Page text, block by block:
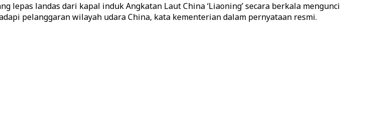
lepas landas dari kapal induk Angkatan Laut China ‘Liaoning’ secara berkala mengunci
pelanggaran wilayah udara China, kata kementerian dalam pernyataan resmi.